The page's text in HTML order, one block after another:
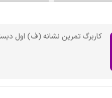
کاربرگ تمرین نشانه (ف) اول